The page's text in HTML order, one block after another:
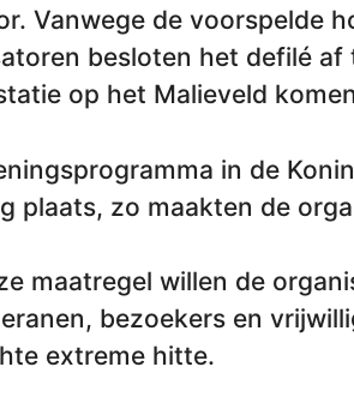
Vanwege de voorspelde
besloten het defilé
op het Malieveld
in de
plaats, zo maakten de
maatregel willen de
bezoekers en
extreme hitte.